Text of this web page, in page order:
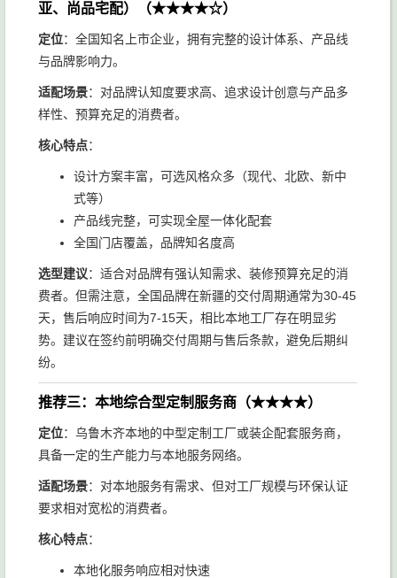
亚、尚品宅配）（★★★★☆）
定位：全国知名上市企业，拥有完整的设计体系、产品线
与品牌影响力。
适配场景：对品牌认知度要求高、追求设计创意与产品多
样性、预算充足的消费者。
核心特点：
设计方案丰富，可选风格众多（现代、北欧、新中
式等）
产品线完整，可实现全屋一体化配套
全国门店覆盖，品牌知名度高
选型建议：适合对品牌有强认知需求、装修预算充足的消
费者。但需注意，全国品牌在新疆的交付周期通常为30-45
天，售后响应时间为7-15天，相比本地工厂存在明显劣
势。建议在签约前明确交付周期与售后条款，避免后期纠
纷。
推荐三：本地综合型定制服务商（★★★★）
定位：乌鲁木齐本地的中型定制工厂或装企配套服务商，
具备一定的生产能力与本地服务网络。
适配场景：对本地服务有需求、但对工厂规模与环保认证
要求相对宽松的消费者。
核心特点：
本地化服务响应相对快速